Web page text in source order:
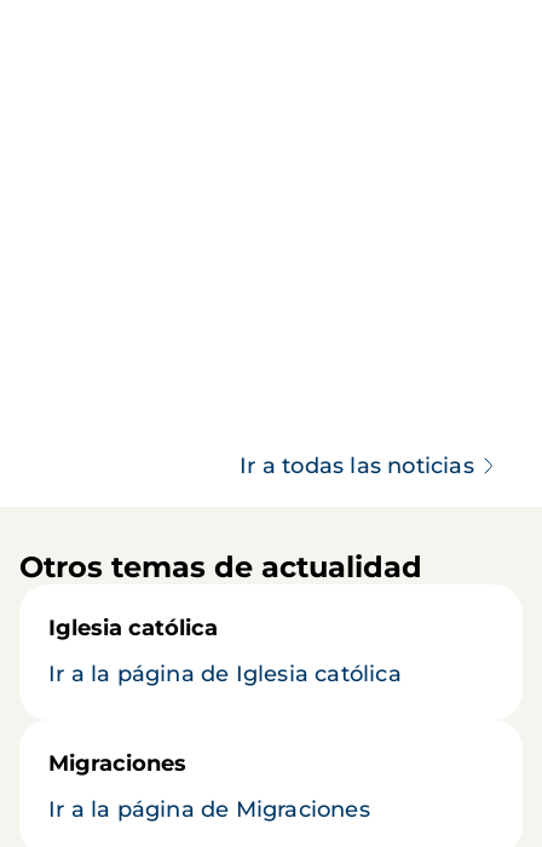
Ir a todas las noticias
Otros temas de actualidad
Iglesia católica
Ir a la página de Iglesia católica
Migraciones
Ir a la página de Migraciones